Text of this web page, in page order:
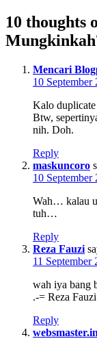
10 thoughts
Mencari
10 September
Kalo
Btw,
nih. Doh.
Reply
maskuncoro
10 September
Wah… kalau
tuh…
Reply
Reza Fauzi
11 September
wah iya bang
.-= Reza
Reply